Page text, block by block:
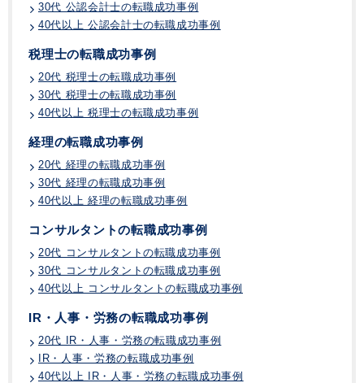
30代 公認会計士の転職成功事例
40代以上 公認会計士の転職成功事例
税理士の転職成功事例
20代 税理士の転職成功事例
30代 税理士の転職成功事例
40代以上 税理士の転職成功事例
経理の転職成功事例
20代 経理の転職成功事例
30代 経理の転職成功事例
40代以上 経理の転職成功事例
コンサルタントの転職成功事例
20代 コンサルタントの転職成功事例
30代 コンサルタントの転職成功事例
40代以上 コンサルタントの転職成功事例
IR・人事・労務の転職成功事例
20代 IR・人事・労務の転職成功事例
IR・人事・労務の転職成功事例
40代以上 IR・人事・労務の転職成功事例